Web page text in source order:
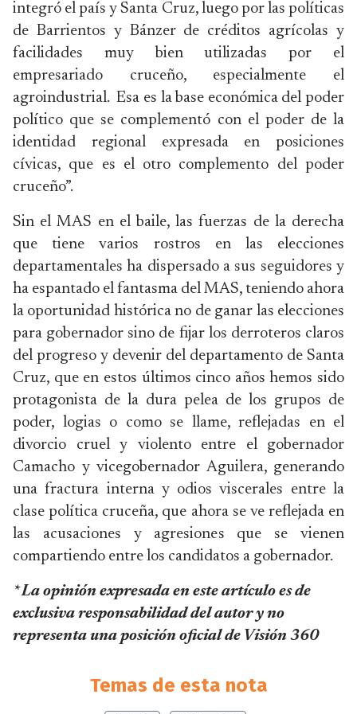
integró el país y Santa Cruz, luego por las políticas
de Barrientos y Bánzer de créditos agrícolas y
facilidades muy bien utilizadas por el
empresariado cruceño, especialmente el
agroindustrial. Esa es la base económica del poder
político que se complementó con el poder de la
identidad regional expresada en posiciones
cívicas, que es el otro complemento del poder
cruceño”.
Sin el MAS en el baile, las fuerzas de la derecha
que tiene varios rostros en las elecciones
departamentales ha dispersado a sus seguidores y
ha espantado el fantasma del MAS, teniendo ahora
la oportunidad histórica no de ganar las elecciones
para gobernador sino de fijar los derroteros claros
del progreso y devenir del departamento de Santa
Cruz, que en estos últimos cinco años hemos sido
protagonista de la dura pelea de los grupos de
poder, logias o como se llame, reflejadas en el
divorcio cruel y violento entre el gobernador
Camacho y vicegobernador Aguilera, generando
una fractura interna y odios viscerales entre la
clase política cruceña, que ahora se ve reflejada en
las acusaciones y agresiones que se vienen
compartiendo entre los candidatos a gobernador.
* La opinión expresada en este artículo es de
exclusiva responsabilidad del autor y no
representa una posición oficial de Visión 360
Temas de esta nota